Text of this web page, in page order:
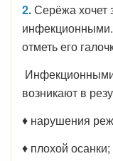
2.Серёжа хочет
отметь его
возникают в
♦ нарушения
♦ плохой осанки;